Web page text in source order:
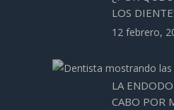
LOS
12 febrero,
LA
CABO POR